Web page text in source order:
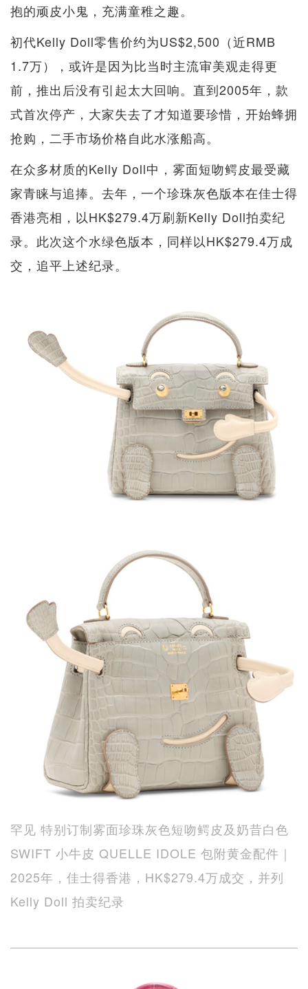
抱的顽皮小鬼，充满童稚之趣。
初代Kelly Doll零售价约为US$2,500（近RMB
1.7万），或许是因为比当时主流审美观走得更
前，推出后没有引起太大回响。直到2005年，款
式首次停产，大家失去了才知道要珍惜，开始蜂拥
抢购，二手市场价格自此水涨船高。
在众多材质的Kelly Doll中，雾面短吻鳄皮最受藏
家青睐与追捧。去年，一个珍珠灰色版本在佳士得
香港亮相，以HK$279.4万刷新Kelly Doll拍卖纪
录。此次这个水绿色版本，同样以HK$279.4万成
交，追平上述纪录。
罕见 特别订制雾面珍珠灰色短吻鳄皮及奶昔白色
SWIFT 小牛皮 QUELLE IDOLE 包附黄金配件｜
2025年，佳士得香港，HK$279.4万成交，并列
Kelly Doll 拍卖纪录